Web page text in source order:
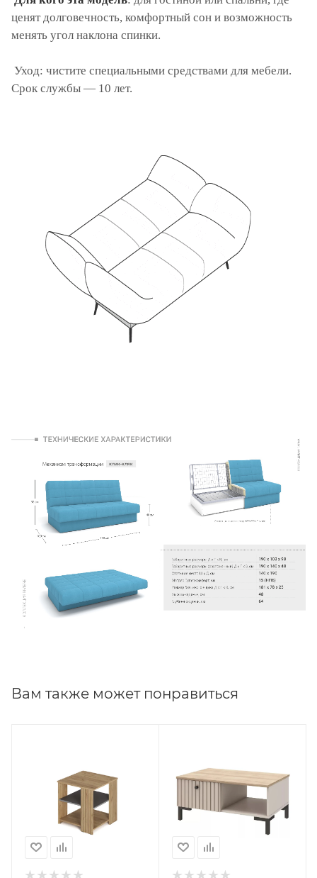
ценят долговечность, комфортный сон и возможность
менять угол наклона спинки.
Уход: чистите специальными средствами для мебели.
Срок службы — 10 лет.
Вам также может понравиться